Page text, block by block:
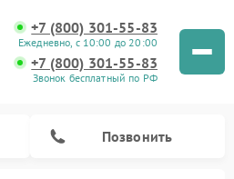
+7 (800) 301-55-83
Ежедневно, с 10:00 до 20:00
+7 (800) 301-55-83
Звонок бесплатный по РФ
Позвонить